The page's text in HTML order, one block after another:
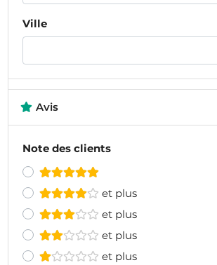
Ville
Avis
Note des clients
et plus
et plus
et plus
et plus